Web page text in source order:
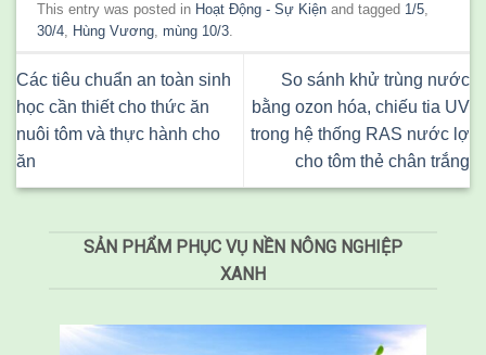
This entry was posted in Hoạt Động - Sự Kiện and tagged 1/5,
30/4, Hùng Vương,mùng 10/3.
Các tiêu chuẩn an toàn sinh
học cần thiết cho thức ăn
nuôi tôm và thực hành cho
ăn
So sánh khử trùng nước
bằng ozon hóa, chiếu tia UV
trong hệ thống RAS nước lợ
cho tôm thẻ chân trắng
SẢN PHẨM PHỤC VỤ NỀN NÔNG NGHIỆP
XANH